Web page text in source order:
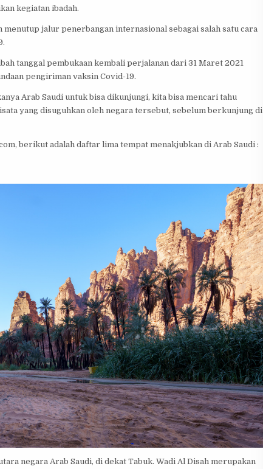
kegiatan ibadah.
menutup jalur penerbangan internasional sebagai salah satu cara
tanggal pembukaan kembali perjalanan dari 31 Maret 2021
pengiriman vaksin Covid-19.
Arab Saudi untuk bisa dikunjungi, kita bisa mencari tahu
yang disuguhkan oleh negara tersebut, sebelum berkunjung di
berikut adalah daftar lima tempat menakjubkan di Arab Saudi :
negara Arab Saudi, di dekat Tabuk. Wadi Al Disah merupakan